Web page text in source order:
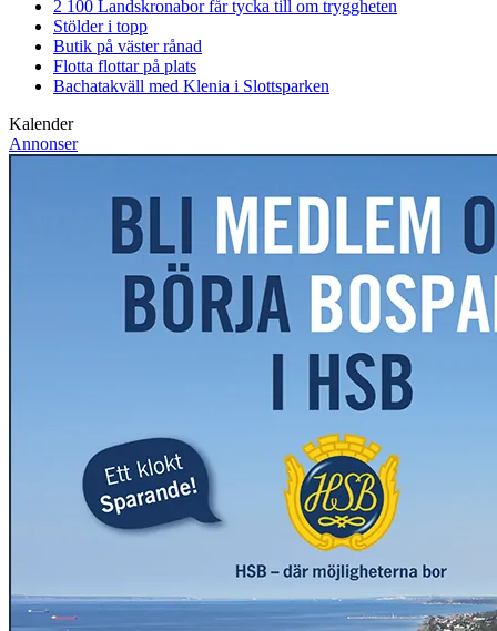
2 100 Landskronabor får tycka till om tryggheten
Stölder i topp
Butik på väster rånad
Flotta flottar på plats
Bachatakväll med Klenia i Slottsparken
Kalender
Annonser